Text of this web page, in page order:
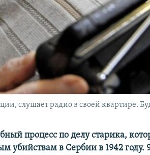
слушает радио в своей квартире.
процесс по делу старика,
убийствам в Сербии в 1942 году.